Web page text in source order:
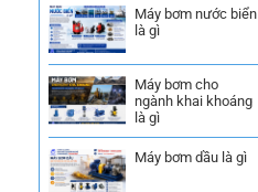
Máy bơm nước biển
là gì
Máy bơm cho
ngành khai khoáng
là gì
Máy bơm dầu là gì